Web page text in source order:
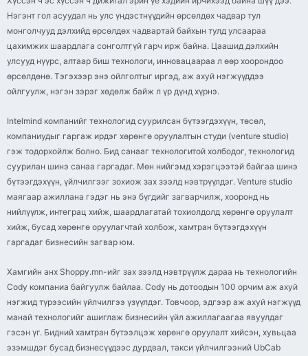
Нэгэнт гол асуудал нь улс үндэстнүүдийн өрсөлдөх чадвар тул
монголчууд дэлхийд өрсөлдөх чадвартай байхын тулд улсаараа
цахимжих шаардлага сонголтгүй гарч ирж байна. Цаашид дэлхийн
улсууд нүүрс, алтаар биш технологи, инновацаараа л өөр хоорондоо
өрсөлдөнө. Тэгэхээр энэ ойлголтыг иргэд, аж ахуй нэгжүүддээ
ойлгуулж, нэгэн зэрэг хөдөлж байж л үр дүнд хүрнэ.
Intelmind компанийг технологид суурилсан бүтээгдэхүүн, төсөл,
компаниудыг гаргаж ирдэг хөрөнгө оруулалтын студи (venture studio)
гэж тодорхойлж болно. Бид санааг технологитой холбодог, технологид
суурилан шинэ санаа гаргадаг. Мөн нийгэмд хэрэгцээтэй байгаа шинэ
бүтээгдэхүүн, үйлчилгээг зохиож зах зээлд нэвтрүүлдэг. Venture studio
маягаар ажиллана гэдэг нь энэ бүгдийг загварчилж, хооронд нь
нийлүүлж, интеграц хийж, шаардлагатай тохиолдолд хөрөнгө оруулалт
хийж, бусад хөрөнгө оруулагчтай холбож, хамтран бүтээгдэхүүн
гаргадаг бизнесийн загвар юм.
Хамгийн анх Shoppy.mn-ийг зах зээлд нэвтрүүлж дараа нь технологийн
Cody компаниа байгуулж байлаа. Cody нь дотоодын 100 орчим аж ахуй
нэгжид түрээсийн үйлчилгээ үзүүлдэг. Товчоор, эдгээр аж ахуй нэгжүүд
манай технологийг ашиглаж бизнесийн үйл ажиллагаагаа явуулдаг
гэсэн үг. Бидний хамтран бүтээлцэж хөрөнгө оруулалт хийсэн, хувьцаа
эзэмшдэг бусад бизнесүүдээс дурдвал, такси үйлчилгээний UbCab